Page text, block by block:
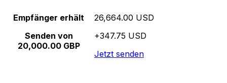
Empfänger erhält
Senden von
20,000.00 GBP
26,664.00 USD
+347.75 USD
Jetzt senden